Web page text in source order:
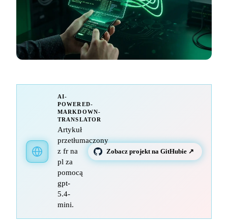
AI-
POWERED-
MARKDOWN-
TRANSLATOR
Artykuł
przetłumaczony
z fr na
pl za
pomocą
gpt-
5.4-
mini.
Zobacz projekt na GitHubie ↗